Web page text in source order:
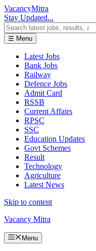
VacancyMitra
Stay Updated...
☰ Menu
Latest Jobs
Bank Jobs
Railway
Defence Jobs
Admit Card
RSSB
Current Affairs
RPSC
SSC
Education Updates
Govt Schemes
Result
Technology
Agriculture
Latest News
Skip to content
Vacancy Mitra
Menu